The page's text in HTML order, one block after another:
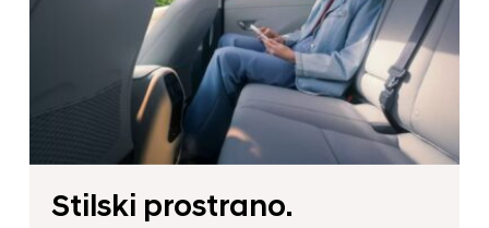
Stilski prostrano.